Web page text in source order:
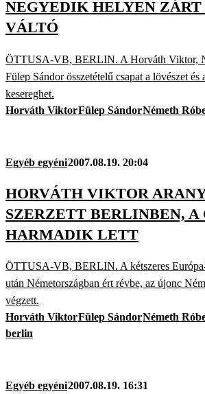
NEGYEDIK HELYEN
VÁLTÓ
ÖTTUSA-VB, BERLIN. A Horváth Viktor,
Fülep Sándor összetételű csapat a lövészet és
kesereghet.
Horváth ViktorFülep SándorNémeth
Egyéb egyéni2007.08.19. 20:04
HORVÁTH VIKTOR
SZERZETT BERLINBEN, A
HARMADIK LETT
ÖTTUSA-VB, BERLIN. A kétszeres
után Németországban ért révbe, az újonc
végzett.
Horváth ViktorFülep SándorNémeth
berlin
Egyéb egyéni2007.08.19. 16:31